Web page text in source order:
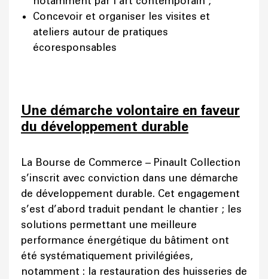
Concevoir et organiser les visites et
ateliers autour de pratiques
écoresponsables
Une démarche volontaire en faveur
du développement durable
La Bourse de Commerce – Pinault Collection
s’inscrit avec conviction dans une démarche
de développement durable. Cet engagement
s’est d’abord traduit pendant le chantier ; les
solutions permettant une meilleure
performance énergétique du bâtiment ont
été systématiquement privilégiées,
notamment : la restauration des huisseries de